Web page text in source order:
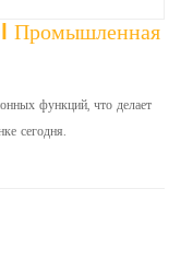
функций, что делает
сегодня.